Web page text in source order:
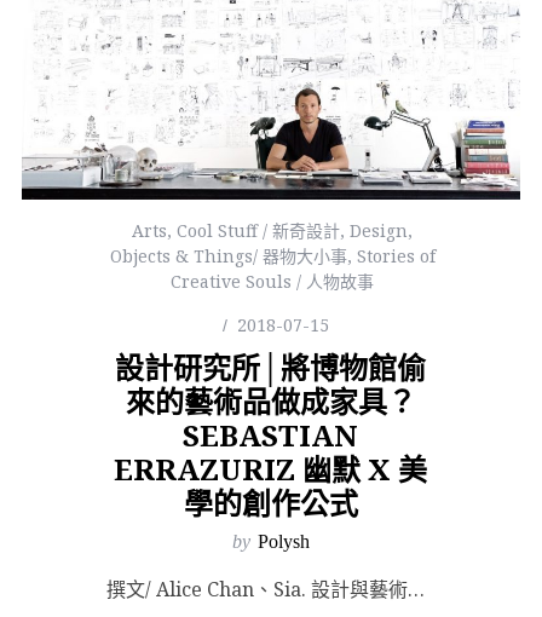
Arts,Cool Stuff / 新奇設計,Design,
Objects & Things/ 器物大小事, Stories of
Creative Souls / 人物故事
2018-07-15
設計研究所│將博物館偷
來的藝術品做成家具？
SEBASTIAN
ERRAZURIZ 幽默 X 美
學的創作公式
by Polysh
撰文/ Alice Chan、Sia. 設計與藝術一直都是詮釋視覺美學的通道，除了作品的輪廓與外觀，...